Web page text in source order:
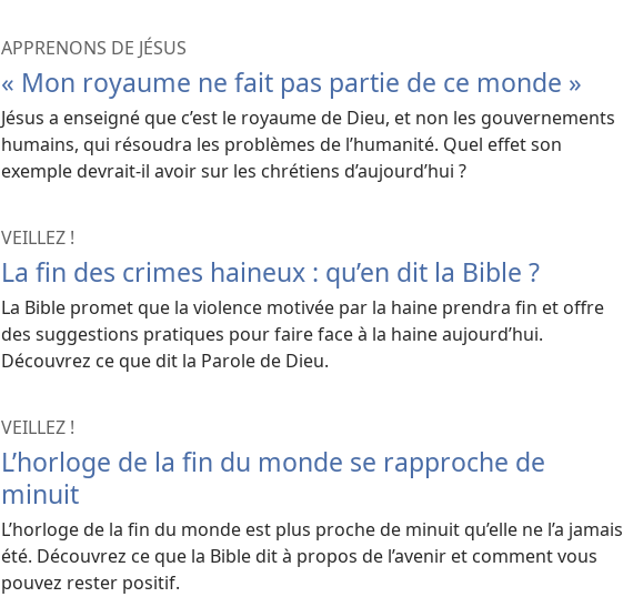
APPRENONS DE JÉSUS
« Mon royaume ne fait pas partie de ce monde »
Jésus a enseigné que c’est le royaume de Dieu, et non les gouvernements
humains, qui résoudra les problèmes de l’humanité. Quel effet son
exemple devrait-il avoir sur les chrétiens d’aujourd’hui ?
VEILLEZ !
La fin des crimes haineux : qu’en dit la Bible ?
La Bible promet que la violence motivée par la haine prendra fin et offre
des suggestions pratiques pour faire face à la haine aujourd’hui.
Découvrez ce que dit la Parole de Dieu.
VEILLEZ !
L’horloge de la fin du monde se rapproche de
minuit
L’horloge de la fin du monde est plus proche de minuit qu’elle ne l’a jamais
été. Découvrez ce que la Bible dit à propos de l’avenir et comment vous
pouvez rester positif.